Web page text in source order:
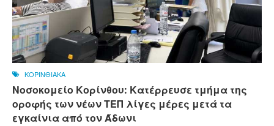
ΚΟΡΙΝΘΙΑΚΑ
Νοσοκομείο Κορίνθου: Κατέρρευσε τμήμα της
οροφής των νέων ΤΕΠ λίγες μέρες μετά τα
εγκαίνια από τον Άδωνι